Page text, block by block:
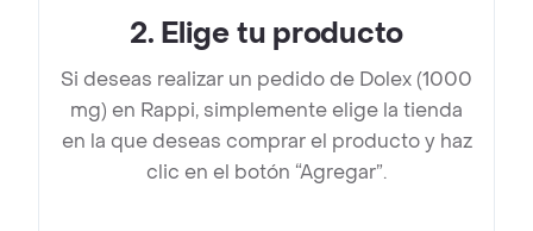
2. Elige tu producto
Si deseas realizar un pedido de Dolex (1000
mg) en Rappi, simplemente elige la tienda
en la que deseas comprar el producto y haz
clic en el botón “Agregar”.